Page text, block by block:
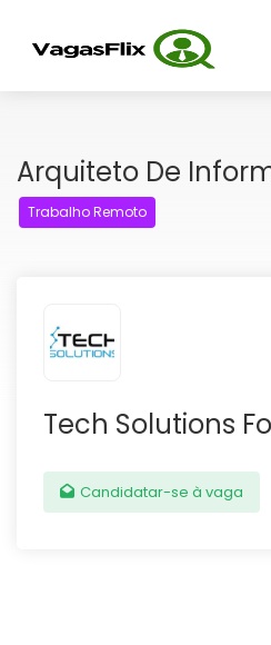
Arquiteto De
Trabalho Remoto
Tech Solutions
Candidatar-se à vaga